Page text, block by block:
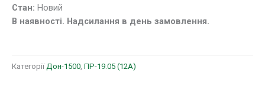
Стан: Новий
В наявності. Надсилання в день замовлення.
Категорії Дон-1500 ПР-19.05 (12A)